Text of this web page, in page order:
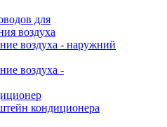
для
воздуха
воздуха - наружний
воздуха -
кондиционера